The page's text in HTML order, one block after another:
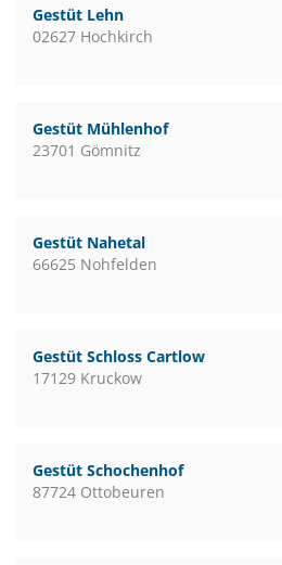
Gestüt Lehn
02627 Hochkirch
Gestüt Mühlenhof
23701 Gömnitz
Gestüt Nahetal
66625 Nohfelden
Gestüt Schloss Cartlow
17129 Kruckow
Gestüt Schochenhof
87724 Ottobeuren